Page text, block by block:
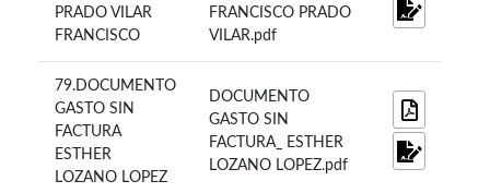
PRADO VILAR
FRANCISCO
FRANCISCO PRADO
VILAR.pdf
79.DOCUMENTO
GASTO SIN
FACTURA
ESTHER
LOZANO LOPEZ
DOCUMENTO
GASTO SIN
FACTURA_ ESTHER
LOZANO LOPEZ.pdf